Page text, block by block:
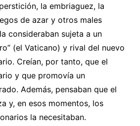
la embriaguez, la
de azar y otros males
consideraban sujeta a un
(el Vaticano) y rival del nuevo
Creían, por tanto, que el
y que promovía un
Además, pensaban que el
y, en esos momentos, los
la necesitaban.